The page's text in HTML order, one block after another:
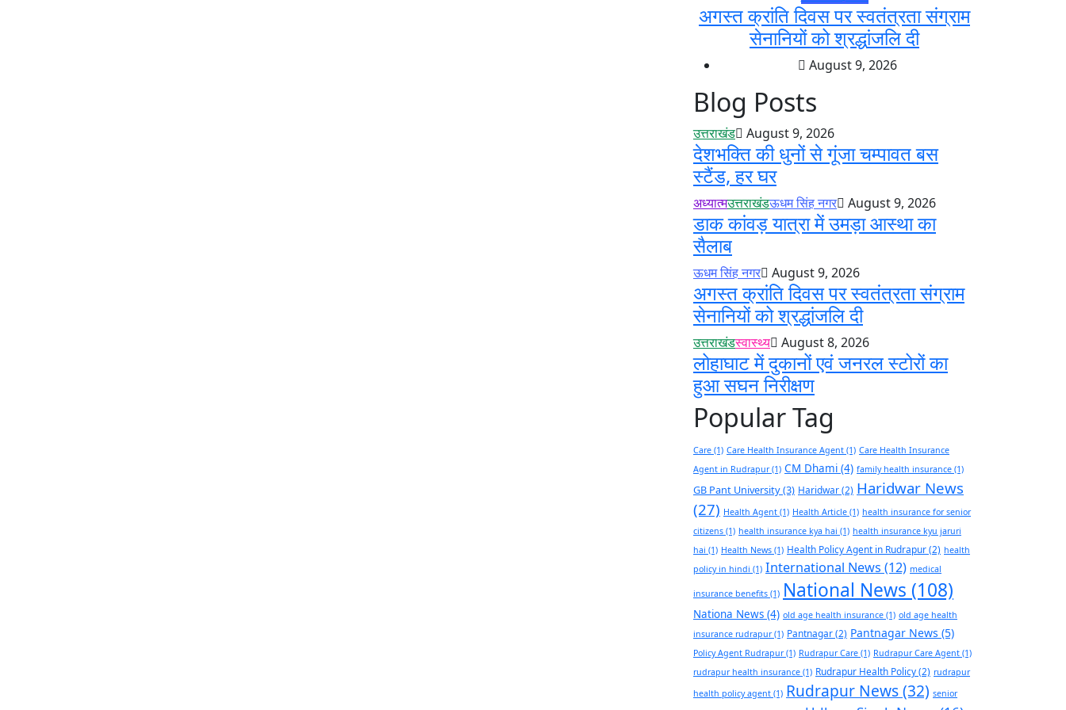
अगस्त क्रांति दिवस पर स्वतंत्रता संग्राम
सेनानियों को श्रद्धांजलि दी
August 9, 2026
Blog Posts
उत्तराखंड August 9, 2026
देशभक्ति की धुनों से गूंजा चम्पावत बस
स्टैंड, हर घर
अध्यात्मउत्तराखंडऊधम सिंह नगर August 9, 2026
डाक कांवड़ यात्रा में उमड़ा आस्था का
सैलाब
ऊधम सिंह नगर August 9, 2026
अगस्त क्रांति दिवस पर स्वतंत्रता संग्राम
सेनानियों को श्रद्धांजलि दी
उत्तराखंडस्वास्थ्य August 8, 2026
लोहाघाट में दुकानों एवं जनरल स्टोरों का
हुआ सघन निरीक्षण
Popular Tag
Care (1) Care Health Insurance Agent (1) Care Health Insurance
Agent in Rudrapur(1) CM Dhami (4) family health insurance (1)
GB Pant University(3) Haridwar(2) Haridwar News
(27) Health Agent (1) Health Article (1) health insurance for senior
citizens (1) health insurance kya hai (1) health insurance kyu jaruri
hai (1) Health News (1) Health Policy Agent in Rudrapur(2) health
policy in hindi (1) International News (12) medical
insurance benefits (1) National News (108)
Nationa News (4) old age health insurance (1) old age health
insurance rudrapur(1) Pantnagar(2) Pantnagar News (5)
Policy Agent Rudrapur(1) Rudrapur Care (1) Rudrapur Care Agent (1)
rudrapur health insurance (1) Rudrapur Health Policy(2) rudrapur
health policy agent (1) Rudrapur News(32) senior